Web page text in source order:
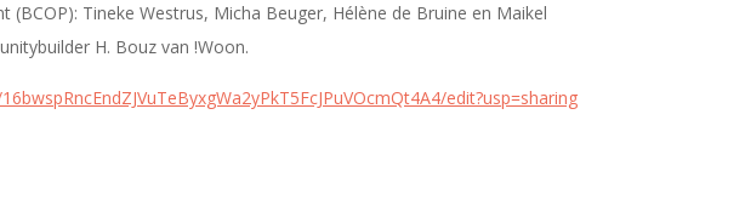
(BCOP): Tineke Westrus, Micha Beuger, Hélène de Bruine en Maikel
H. Bouz van !Woon.
edit?usp=sharing